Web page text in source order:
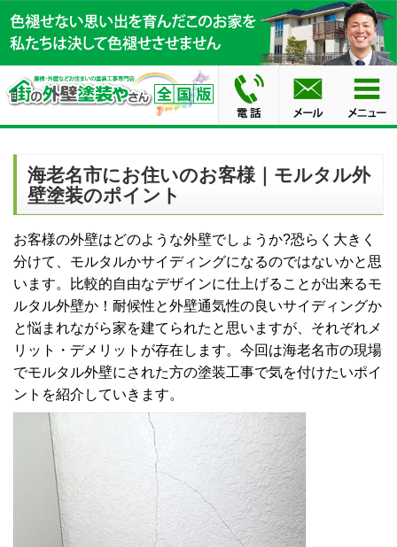
海老名市にお住いのお客様｜モルタル外
壁塗装のポイント
お客様の外壁はどのような外壁でしょうか?恐らく大きく
分けて、モルタルかサイディングになるのではないかと思
います。比較的自由なデザインに仕上げることが出来るモ
ルタル外壁か！耐候性と外壁通気性の良いサイディングか
と悩まれながら家を建てられたと思いますが、それぞれメ
リット・デメリットが存在します。今回は海老名市の現場
でモルタル外壁にされた方の塗装工事で気を付けたいポイ
ントを紹介していきます。